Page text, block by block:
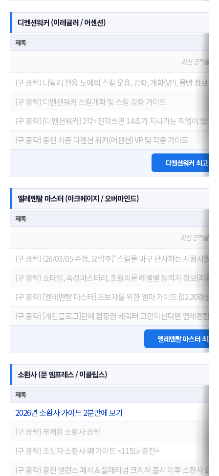
디멘션워커 (이레귤러 / 어센션)
제목
최신 공략을 기
(구 공략) 니알리 전용 노예의 스킬 운용, 강화, 개화(VP), 몰빵 정보
(구 공략) 디멘션워커 스킬개화 및 스킬 강화 가이드
(구 공략) [디멘션워커] 2각+진각쓰면 14초가 지나가는 직업이 있다
(구 공략) 중천 시즌 디멘션 워커(어센션) VP 및 각종 가이드
디멘션워커 최고 명
엘레멘탈 마스터 (아크메이지 / 오버마인드)
제목
최신 공략을 기
(구 공략) (26/03/05 수정, 요약추)"스킬을 마구 난사하는 시원시원
(구 공략) 쇼타임, 속성마스터리, 초월의룬 레벨별 능력치 정보[최종
(구 공략) [엘레멘탈 마스터] 초보자를 위한 엘마 가이드 [02.20갱신]
(구 공략) [개인블로그]던페 점핑권 캐릭터 고민되신다면 엘레멘탈
엘레멘탈 마스터 최고
소환사 (문 엠프레스 / 이클립스)
제목
2026년 소환사 가이드 2분만에 보기
(구 공략) 부캐용 소환사 공략
(구 공략) 초심자 소환사 魂 가이드 <115Lv 중천>
(구 공략) 중천 밸런스 패치 & 플래티넘 크리쳐 출시 이후 소환사 요